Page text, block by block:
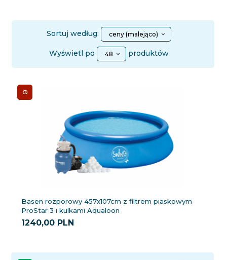
Sortuj według: sortceny (malejąco)
Wyświetl po pop
48 produktów
Basen rozporowy 457x107cm z filtrem piaskowym
ProStar 3 i kulkami Aqualoon
1240,00 PLN